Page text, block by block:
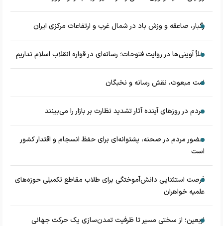
رگبار، صاعقه و وزش باد در شمال غرب و ارتفاعات مرکزی ایران
خلأ آوینی‌ها در روایت فتوحات؛ رسانه‌ای در قواره انقلاب اسلام نداریم
امت مبعوث، نقش رسانه و نخبگان
مردم در روزهای آینده آثار تشدید نظارت بر بازار را می‌بینند
حضور مردم در صحنه، پشتوانه‌ای برای حفظ انسجام و اقتدار کشور
است
فرصت استثنایی دانش‌آموختگی برای طلاب مقاطع تکمیلی حوزه‌های
علمیه خواهران
اربعین؛ از سختی مسیر تا ظرفیت تمدن‌سازی یک حرکت جهانی